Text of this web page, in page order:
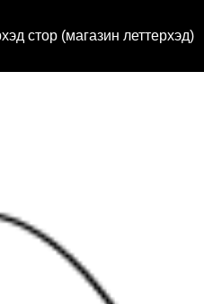
стор (магазин леттерхэд)